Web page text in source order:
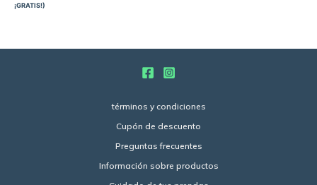
¡GRATIS!)
términos y condiciones
Cupón de descuento
Preguntas frecuentes
Información sobre productos